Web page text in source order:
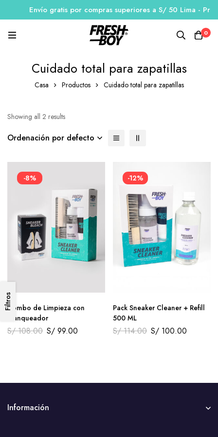
Envío gratis por compras superiores a S/ 50 Lima -
0
Cuidado total para zapatillas
Casa Productos Cuidado total para zapatillas
Filtros
Showing all 2 results
Ordenación por defecto
-8%
Combo de Limpieza con
Blanqueador
S/108.00 S/ 99.00
-12%
Pack Sneaker Cleaner + Refill
500 ML
S/114.00 S/ 100.00
Información